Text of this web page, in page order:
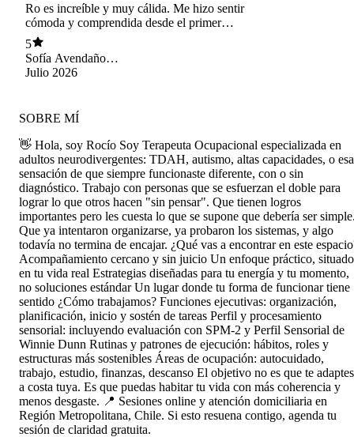
Ro es increíble y muy cálida. Me hizo sentir
cómoda y comprendida desde el primer
momento. Actualmente sigo en sesiones con ella
y, aunque recién estamos comenzando este
proceso, en cada sesión descubro un poco más
sobre mí y voy aprendiendo a ponerle nombre a
muy agradecida por su acompañamiento🤍
5
Sofía Avendaño
Villa
Julio 2026
SOBRE MÍ
👋 Hola, soy Rocío Soy Terapeuta Ocupacional especializada en
adultos neurodivergentes: TDAH, autismo, altas capacidades, o esa
sensación de que siempre funcionaste diferente, con o sin
diagnóstico. Trabajo con personas que se esfuerzan el doble para
lograr lo que otros hacen "sin pensar". Que tienen logros
importantes pero les cuesta lo que se supone que debería ser
Que ya intentaron organizarse, ya probaron los sistemas, y algo
todavía no termina de encajar. ¿Qué vas a encontrar en este
Acompañamiento cercano y sin juicio Un enfoque práctico, situado
en tu vida real Estrategias diseñadas para tu energía y tu momento,
no soluciones estándar Un lugar donde tu forma de funcionar tiene
sentido ¿Cómo trabajamos? Funciones ejecutivas: organización,
planificación, inicio y sostén de tareas Perfil y procesamiento
sensorial: incluyendo evaluación con SPM-2 y Perfil Sensorial de
Winnie Dunn Rutinas y patrones de ejecución: hábitos, roles y
estructuras más sostenibles Áreas de ocupación: autocuidado,
trabajo, estudio, finanzas, descanso El objetivo no es que te adaptes
a costa tuya. Es que puedas habitar tu vida con más coherencia y
menos desgaste. 📍 Sesiones online y atención domiciliaria en
Región Metropolitana, Chile. Si esto resuena contigo, agenda tu
sesión de claridad gratuita.